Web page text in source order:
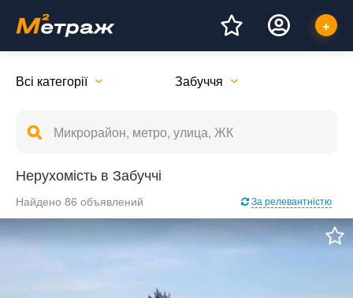
Всі категорії Забуччя
Нерухомість в Забуччі
Найдено 86 объявлений За релевантністю